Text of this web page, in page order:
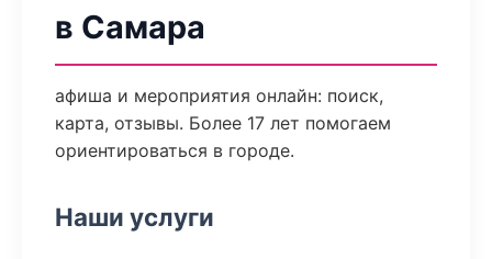
в Самара
афиша и мероприятия онлайн: поиск,
карта, отзывы. Более 17 лет помогаем
ориентироваться в городе.
Наши услуги